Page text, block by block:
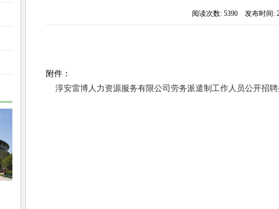
阅读次数: 5390 发布时间:
附件：
淳安雷博人力资源服务有限公司劳务派遣制工作人员公开招